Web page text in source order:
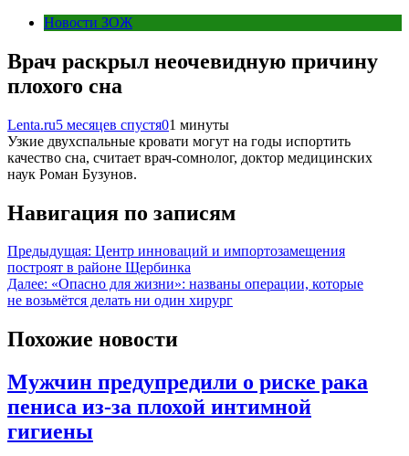
Новости ЗОЖ
Врач раскрыл неочевидную причину
плохого сна
Lenta.ru5 месяцев спустя01 минуты
Узкие двухспальные кровати могут на годы испортить
качество сна, считает врач-сомнолог, доктор медицинских
наук Роман Бузунов.
Навигация по записям
Предыдущая: Центр инноваций и импортозамещения
построят в районе Щербинка
Далее: «Опасно для жизни»: названы операции, которые
не возьмётся делать ни один хирург
Похожие новости
Мужчин предупредили о риске рака
пениса из-за плохой интимной
гигиены